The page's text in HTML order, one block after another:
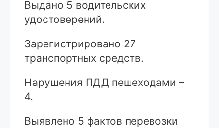
Выдано 5 водительских
удостоверений.
Зарегистрировано 27
транспортных средств.
Нарушения ПДД пешеходами –
4.
Выявлено 5 фактов перевозки